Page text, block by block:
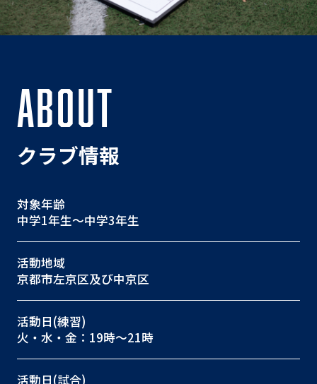
ABOUT
クラブ情報
対象年齢
中学1年生〜中学3年生
活動地域
京都市左京区及び中京区
活動日(練習)
火・水・金：19時〜21時
活動日(試合)